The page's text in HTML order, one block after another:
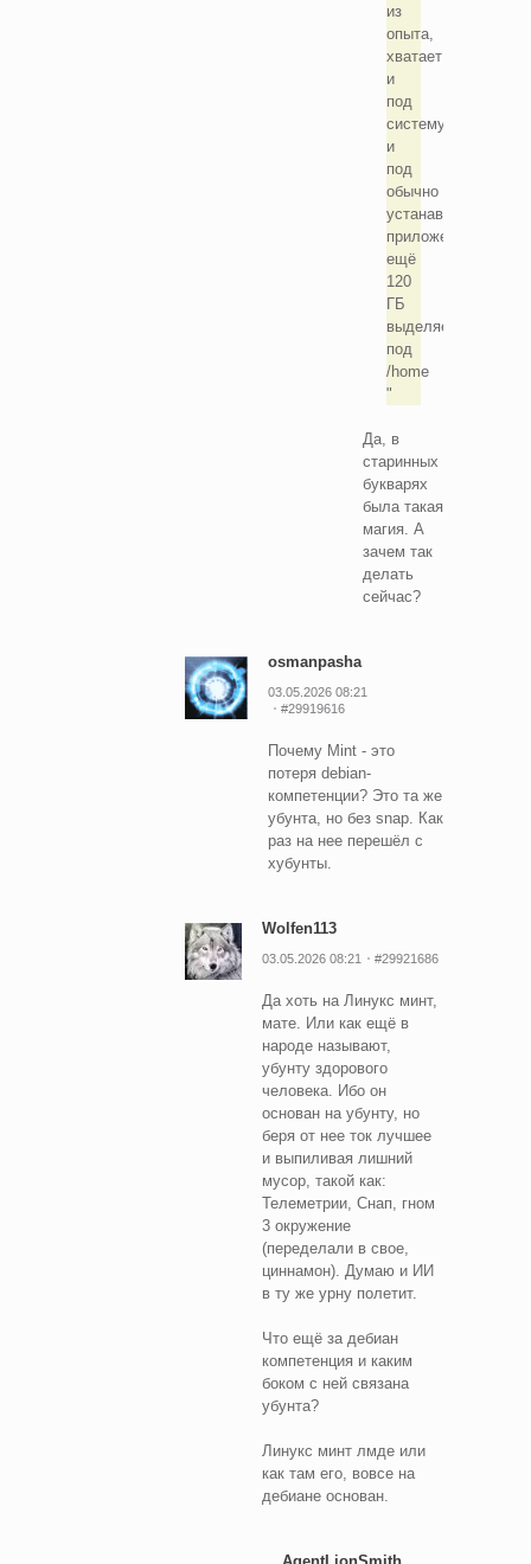
из
опыта,
хватает
и
под
систему,
и
под
обычно
устанавливаемые
приложения),
ещё
120
ГБ
выделяете
под
/home
Да, в
старинных
букварях
была такая
магия. А
зачем так
делать
сейчас?
osmanpasha
03.05.2026 08:21
#29919616
Почему Mint - это
потеря debian-
компетенции? Это та же
убунта, но без snap. Как
раз на нее перешёл с
хубунты.
Wolfen113
03.05.2026 08:21 #29921686
Да хоть на Линукс минт,
мате. Или как ещё в
народе называют,
убунту здорового
человека. Ибо он
основан на убунту, но
беря от нее ток лучшее
и выпиливая лишний
мусор, такой как:
Телеметрии, Снап, гном
3 окружение
(переделали в свое,
циннамон). Думаю и ИИ
в ту же урну полетит.
Что ещё за дебиан
компетенция и каким
боком с ней связана
убунта?
Линукс минт лмде или
как там его, вовсе на
дебиане основан.